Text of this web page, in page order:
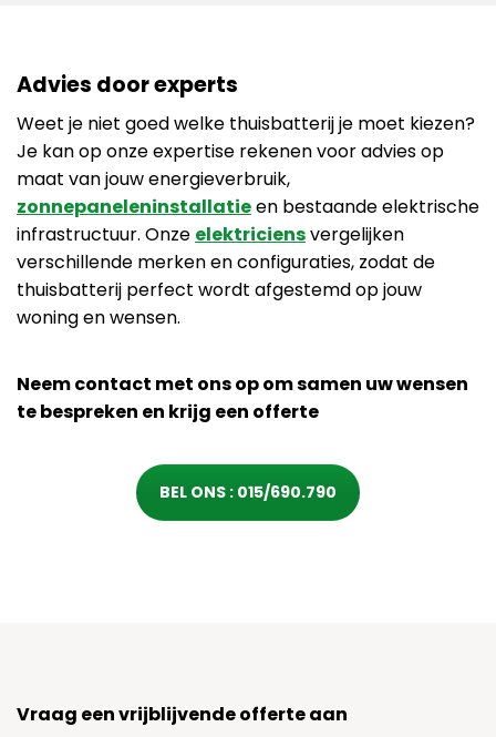
Advies door experts
Weet je niet goed welke thuisbatterij je moet kiezen?
Je kan op onze expertise rekenen voor advies op
maat van jouw energieverbruik,
zonnepaneleninstallatieen bestaande elektrische
infrastructuur. Onze elektriciensvergelijken
verschillende merken en configuraties, zodat de
thuisbatterij perfect wordt afgestemd op jouw
woning en wensen.
Neem contact met ons op om samen uw wensen
te bespreken en krijg een offerte
BEL ONS : 015/690.790
Vraag een vrijblijvende offerte aan